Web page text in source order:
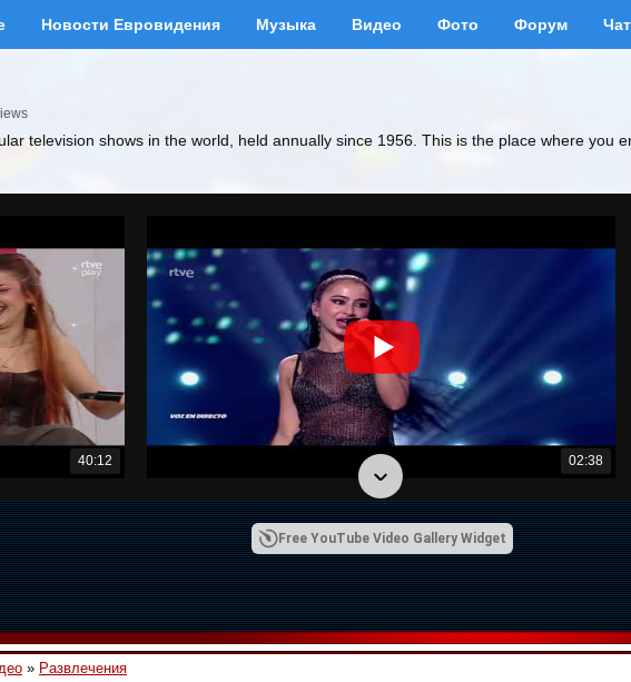
Новости Евровидения Музыка Видео Фото Форум Чат
television shows in the world, held annually since 1956. This is the place where you
40:12 02:38
Free YouTube Video Gallery Widget
» Развлечения